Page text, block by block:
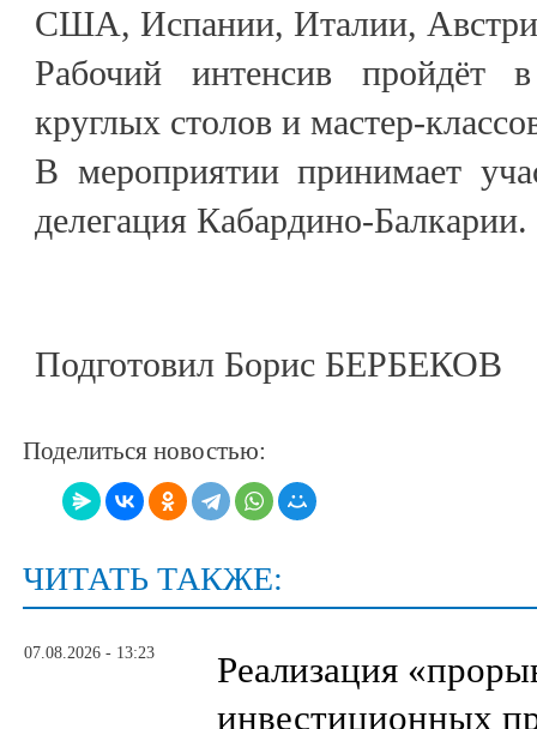
США, Испании, Италии,
Рабочий интенсив пройдёт
круглых столов и мастер-
В мероприятии принимает
делегация Кабардино-Балкарии.
Подготовил Борис БЕРБЕКОВ
Поделиться новостью:
ЧИТАТЬ ТАКЖЕ:
07.08.2026 - 13:23
Реализация
инвестиционных